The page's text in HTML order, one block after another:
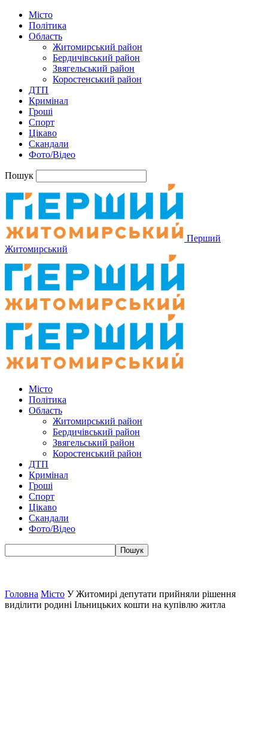
Місто
Політика
Область
Житомирський район
Бердичівський район
Звягельський район
Коростенський район
ДТП
Кримінал
Гроші
Спорт
Цікаво
Скандали
Фото/Відео
Пошук
Перший
Житомирський
Місто
Політика
Область
Житомирський район
Бердичівський район
Звягельський район
Коростенський район
ДТП
Кримінал
Гроші
Спорт
Цікаво
Скандали
Фото/Відео
Головна Місто У Житомирі депутати прийняли рішення
виділити родині Ільницьких кошти на купівлю житла